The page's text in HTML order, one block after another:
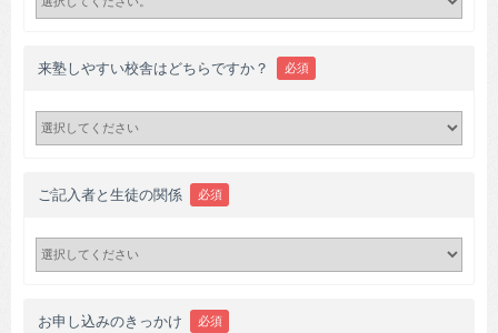
来塾しやすい校舎はどちらですか？ 必須
ご記入者と生徒の関係 必須
お申し込みのきっかけ 必須